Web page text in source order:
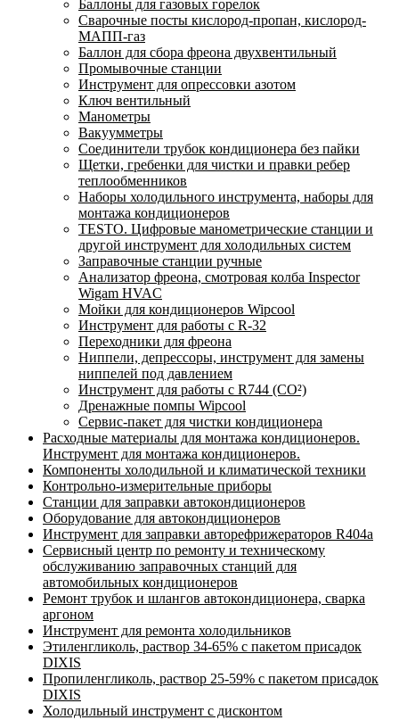
Баллоны для газовых горелок
Сварочные посты кислород-пропан, кислород-
МАПП-газ
Баллон для сбора фреона двухвентильный
Промывочные станции
Инструмент для опрессовки азотом
Ключ вентильный
Манометры
Вакуумметры
Соединители трубок кондиционера без пайки
Щетки, гребенки для чистки и правки ребер
теплообменников
Наборы холодильного инструмента, наборы для
монтажа кондиционеров
TESTO. Цифровые манометрические станции и
другой инструмент для холодильных систем
Заправочные станции ручные
Анализатор фреона, смотровая колба Inspector
Wigam HVAC
Мойки для кондиционеров Wipcool
Инструмент для работы с R-32
Переходники для фреона
Ниппели, депрессоры, инструмент для замены
ниппелей под давлением
Инструмент для работы с R744 (CO²)
Дренажные помпы Wipcool
Сервис-пакет для чистки кондиционера
Расходные материалы для монтажа кондиционеров.
Инструмент для монтажа кондиционеров.
Компоненты холодильной и климатической техники
Контрольно-измерительные приборы
Станции для заправки автокондиционеров
Оборудование для автокондиционеров
Инструмент для заправки авторефрижераторов R404a
Сервисный центр по ремонту и техническому
обслуживанию заправочных станций для
автомобильных кондиционеров
Ремонт трубок и шлангов автокондиционера, сварка
аргоном
Инструмент для ремонта холодильников
Этиленгликоль, раствор 34-65% с пакетом присадок
DIXIS
Пропиленгликоль, раствор 25-59% с пакетом присадок
DIXIS
Холодильный инструмент с дисконтом